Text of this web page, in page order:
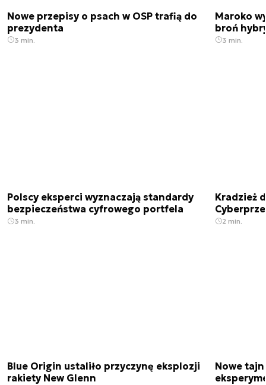
Nowe przepisy o psach w OSP trafią do
prezydenta
3 min.
Maroko
broń
3 min.
Polscy eksperci wyznaczają standardy
bezpieczeństwa cyfrowego portfela
3 min.
Kradzież
2 min.
Blue Origin ustaliło przyczynę eksplozji
rakiety New Glenn
Nowe